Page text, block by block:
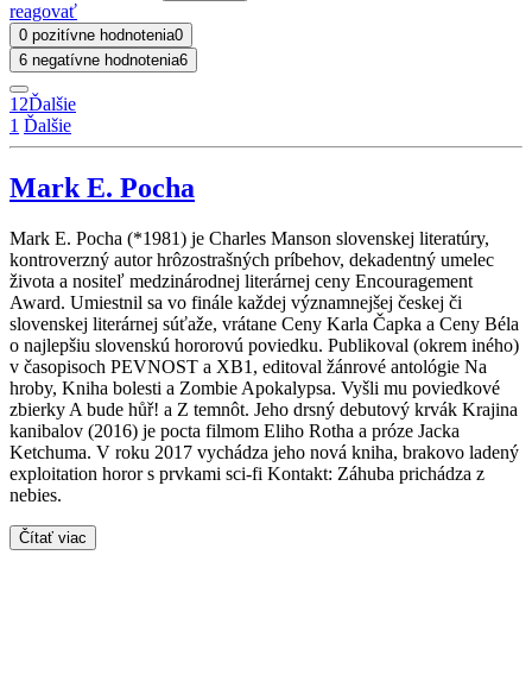
reagovať
0 pozitívne hodnotenia0
6 negatívne hodnotenia6
1 2Ďalšie
1 Ďalšie
Mark E. Pocha
Mark E. Pocha (*1981) je Charles Manson slovenskej literatúry,
kontroverzný autor hrôzostrašných príbehov, dekadentný umelec
života a nositeľ medzinárodnej literárnej ceny Encouragement
Award. Umiestnil sa vo finále každej významnejšej českej či
slovenskej literárnej súťaže, vrátane Ceny Karla Čapka a Ceny Béla
o najlepšiu slovenskú hororovú poviedku. Publikoval (okrem iného)
v časopisoch PEVNOST a XB1, editoval žánrové antológie Na
hroby, Kniha bolesti a Zombie Apokalypsa. Vyšli mu poviedkové
zbierky A bude hůř! a Z temnôt. Jeho drsný debutový krvák Krajina
kanibalov (2016) je pocta filmom Eliho Rotha a próze Jacka
Ketchuma. V roku 2017 vychádza jeho nová kniha, brakovo ladený
exploitation horor s prvkami sci-fi Kontakt: Záhuba prichádza z
nebies.
Čítať viac